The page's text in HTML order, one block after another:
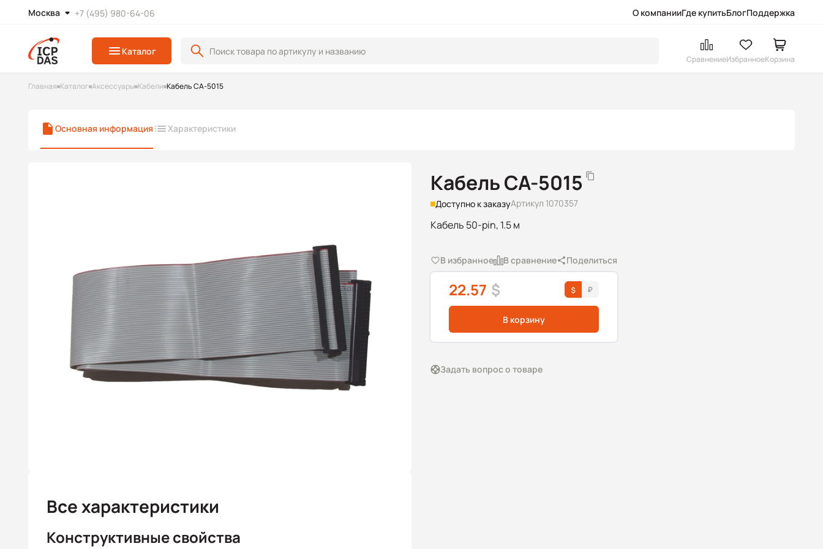
Москва +7 (495) 980-64-06 О компанииГде купитьБлогПоддержка
Каталог
СравнениеИзбранноеКорзина
Главная Каталог Аксессуары Кабели Кабель CA-5015
Основная информация Характеристики
Кабель CA-5015
Доступно к заказуАртикул 1070357
Кабель 50-pin, 1.5 м
В избранное В сравнение Поделиться
22.57 $
В корзину
Задать вопрос о товаре
Все характеристики
Конструктивные свойства